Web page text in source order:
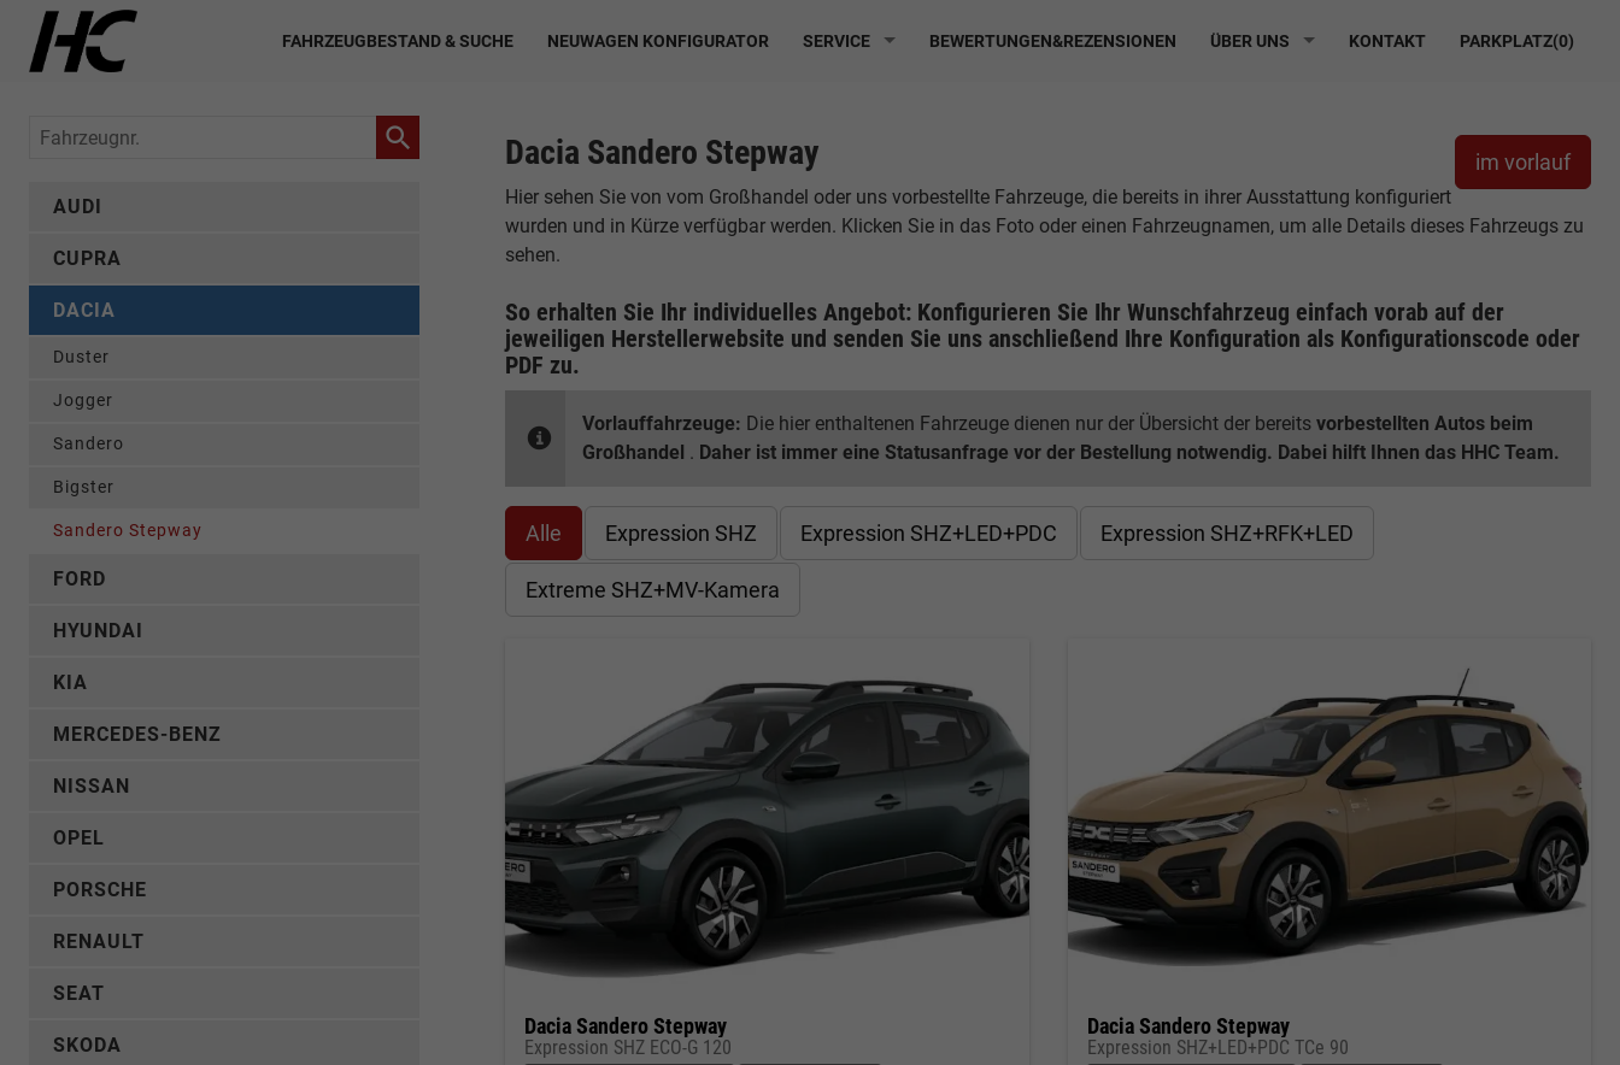
FAHRZEUGBESTAND & SUCHE NEUWAGEN KONFIGURATOR SERVICE BEWERTUNGEN&REZENSIONEN ÜBER UNS KONTAKT PARKPLATZ(0)
im vorlauf
Dacia Sandero Stepway
Hier sehen Sie von vom Großhandel oder uns vorbestellte Fahrzeuge, die bereits in ihrer Ausstattung konfiguriert
wurden und in Kürze verfügbar werden. Klicken Sie in das Foto oder einen Fahrzeugnamen, um alle Details dieses Fahrzeugs zu
sehen.
So erhalten Sie Ihr individuelles Angebot: Konfigurieren Sie Ihr Wunschfahrzeug einfach vorab auf der
jeweiligen Herstellerwebsite und senden Sie uns anschließend Ihre Konfiguration als Konfigurationscode oder
PDF zu.
Vorlauffahrzeuge: Die hier enthaltenen Fahrzeuge dienen nur der Übersicht der bereitsvorbestellten Autos beim
Großhandel . Daher ist immer eine Statusanfrage vor der Bestellung notwendig. Dabei hilft Ihnen das HHC Team.
Alle Expression SHZ Expression SHZ+LED+PDC Expression SHZ+RFK+LED
Extreme SHZ+MV-Kamera
Dacia Sandero Stepway
Expression SHZ ECO-G 120
Dacia Sandero Stepway
Expression SHZ+LED+PDC TCe 90
Fahrzeugnr.
AUDI
CUPRA
DACIA
Duster
Jogger
Sandero
Bigster
Sandero Stepway
FORD
HYUNDAI
KIA
MERCEDES-BENZ
NISSAN
OPEL
PORSCHE
RENAULT
SEAT
SKODA